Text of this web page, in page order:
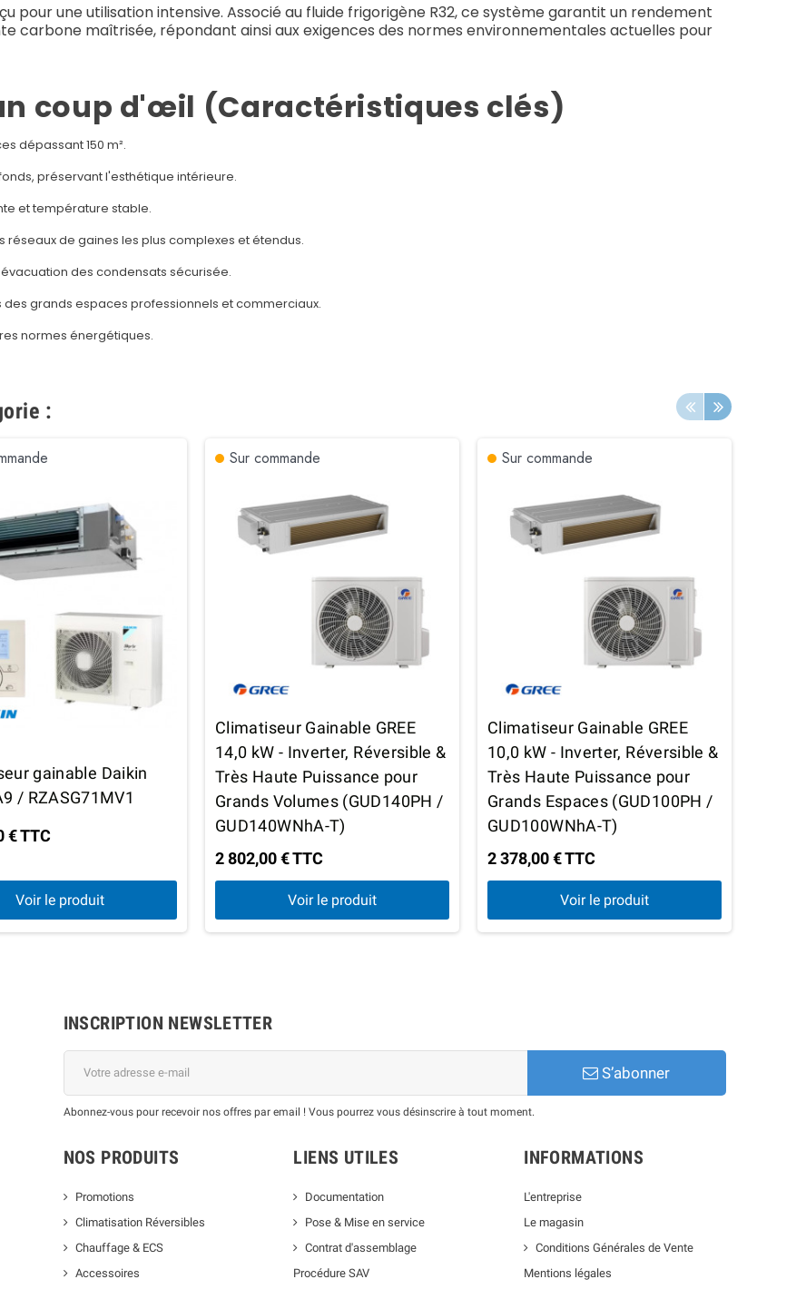
pour une utilisation intensive. Associé au fluide frigorigène R32, ce système garantit un rendement
carbone maîtrisée, répondant ainsi aux exigences des normes environnementales actuelles pour
coup d'œil (Caractéristiques clés)
dépassant 150 m².
préservant l'esthétique intérieure.
et température stable.
réseaux de gaines les plus complexes et étendus.
des condensats sécurisée.
grands espaces professionnels et commerciaux.
normes énergétiques.
:
gainable Daikin
/ RZASG71MV1
€ TTC
Voir le produit
Sur commande
Climatiseur Gainable GREE
14,0 kW - Inverter, Réversible &
Très Haute Puissance pour
Grands Volumes (GUD140PH /
GUD140WNhA-T)
2 802,00 € TTC
Voir le produit
Sur commande
Climatiseur Gainable GREE
10,0 kW - Inverter, Réversible &
Très Haute Puissance pour
Grands Espaces (GUD100PH /
GUD100WNhA-T)
2 378,00 € TTC
Voir le produit
INSCRIPTION NEWSLETTER
S’abonner
Abonnez-vous pour recevoir nos offres par email ! Vous pourrez vous désinscrire à tout moment.
NOS PRODUITS
Promotions
Climatisation Réversibles
Chauffage & ECS
Accessoires
LIENS UTILES
Documentation
Pose & Mise en service
Contrat d'assemblage
Procédure SAV
INFORMATIONS
L'entreprise
Le magasin
Conditions Générales de Vente
Mentions légales